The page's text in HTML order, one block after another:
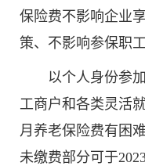
保险费不影响企业
策、不影响参保职
以个人身份参
工商户和各类灵活
月养老保险费有困
未缴费部分可于